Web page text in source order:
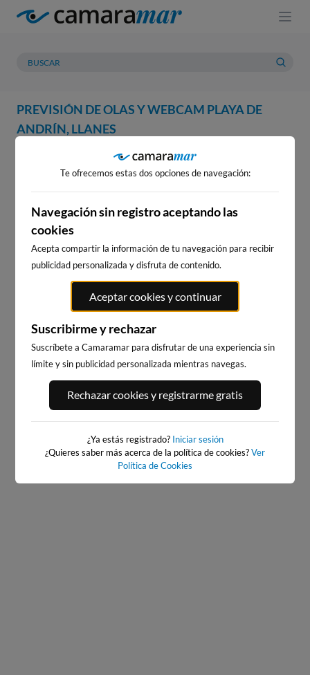
PREVISIÓN DE OLAS Y WEBCAM PLAYA DE
ANDRÍN, LLANES
PREVISIÓN METEOROLOGÍA
WEBCAM PLAYA DE ANDRÍN,
LLANES
WEBCAMS CERCANAS
PLAYA DE EL RIS
95km · Arnuero
0.5 m CHOPI
EL BRUSCO
0.5 m CHOPI
Te ofrecemos estas dos opciones de navegación:
Navegación sin registro aceptando las
cookies
Acepta compartir la información de tu navegación para recibir
publicidad personalizada y disfruta de contenido.
Aceptar cookies y continuar
Suscribirme y rechazar
Suscríbete a Camaramar para disfrutar de una experiencia sin
límite y sin publicidad personalizada mientras navegas.
Rechazar cookies y registrarme gratis
¿Ya estás registrado? Iniciar sesión
¿Quieres saber más acerca de la política de cookies?Ver
Política de Cookies